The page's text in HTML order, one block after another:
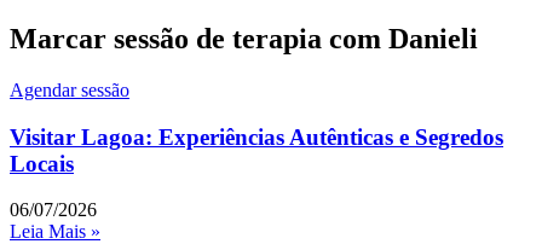
Marcar sessão de terapia com Danieli
Agendar sessão
Visitar Lagoa: Experiências Autênticas e Segredos
Locais
06/07/2026
Leia Mais »